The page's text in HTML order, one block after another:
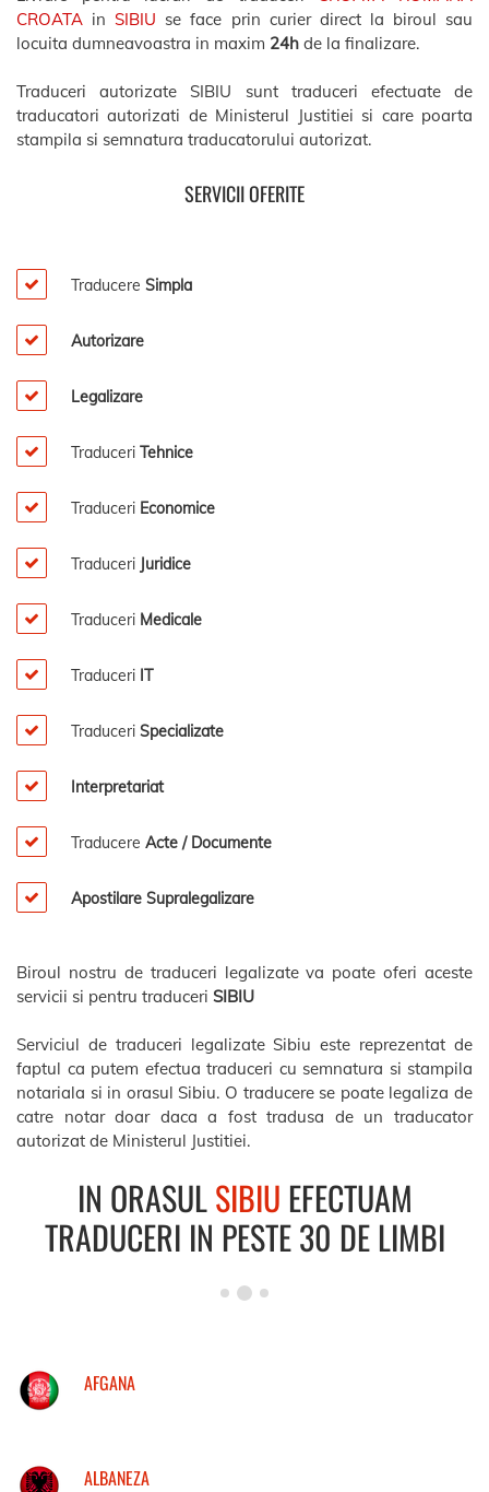
CROATA inSIBIU se face prin curier direct la biroul sau
locuita dumneavoastra in maxim 24h de la finalizare.
Traduceri autorizate SIBIU sunt traduceri efectuate de
traducatori autorizati de Ministerul Justitiei si care poarta
stampila si semnatura traducatorului autorizat.
SERVICII OFERITE
Traducere Simpla
Autorizare
Legalizare
Traduceri Tehnice
Traduceri Economice
Traduceri Juridice
Traduceri Medicale
Traduceri IT
Traduceri Specializate
Interpretariat
Traducere Acte / Documente
Apostilare Supralegalizare
Biroul nostru de traduceri legalizate va poate oferi aceste
servicii si pentru traduceri SIBIU
Serviciul de traduceri legalizate Sibiu este reprezentat de
faptul ca putem efectua traduceri cu semnatura si stampila
notariala si in orasul Sibiu. O traducere se poate legaliza de
catre notar doar daca a fost tradusa de un traducator
autorizat de Ministerul Justitiei.
IN ORASULSIBIU EFECTUAM
TRADUCERI IN PESTE 30 DE LIMBI
AFGANA
ALBANEZA